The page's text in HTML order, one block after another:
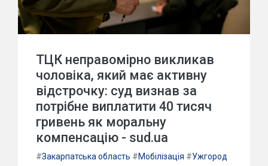
ТЦК неправомірно викликав
чоловіка, який має активну
відстрочку: суд визнав за
потрібне виплатити 40 тисяч
гривень як моральну
компенсацію - sud.ua
#Закарпатська область #Мобілізація #Ужгород